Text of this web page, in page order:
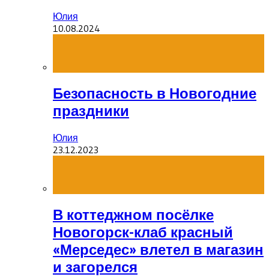
Юлия
10.08.2024
Безопасность в Новогодние
праздники
Юлия
23.12.2023
В коттеджном посёлке
Новогорск-клаб красный
«Мерседес» влетел в магазин
и загорелся